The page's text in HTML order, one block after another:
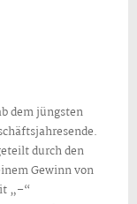
dem jüngsten
durch den
Gewinn von
„–“